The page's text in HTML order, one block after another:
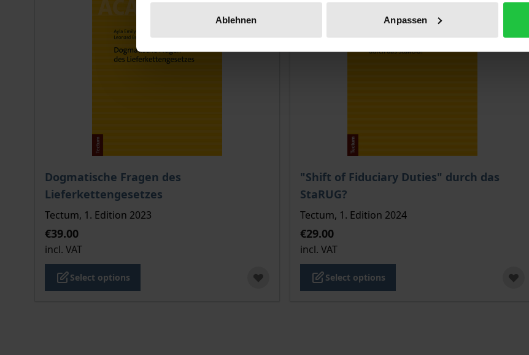
Ablehnen Anpassen
Dogmatische Fragen des
Lieferkettengesetzes
The price depends on the options chosen on the product page
Tectum, 1. Edition 2023
€39.00
incl. VAT
Select options
"Shift of Fiduciary Duties" durch das
StaRUG?
The price depends on the options chosen on the
Tectum, 1. Edition 2024
€29.00
incl. VAT
Select options